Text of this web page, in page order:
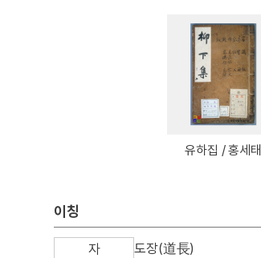
유하집 / 홍세태
이칭
자
도장(道長)